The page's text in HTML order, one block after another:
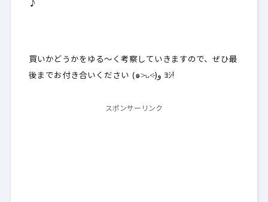
♪
買いかどうかをゆる～く考察していきますので、ぜひ最
後までお付き合いください (๑˃̵ᴗ˂̵)و ﾖｼ!
スポンサーリンク